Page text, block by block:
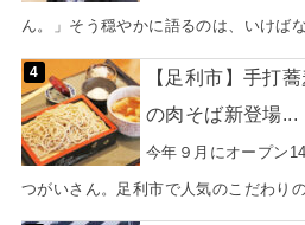
ん。」そう穏やかに語るのは、いけば
【足利市】手打
の肉そば新登場...
今年９月にオープン
つがいさん。足利市で人気のこだわり